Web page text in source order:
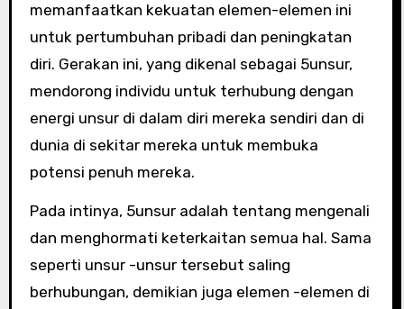
memanfaatkan kekuatan elemen-elemen ini
untuk pertumbuhan pribadi dan peningkatan
diri. Gerakan ini, yang dikenal sebagai 5unsur,
mendorong individu untuk terhubung dengan
energi unsur di dalam diri mereka sendiri dan di
dunia di sekitar mereka untuk membuka
potensi penuh mereka.
Pada intinya, 5unsur adalah tentang mengenali
dan menghormati keterkaitan semua hal. Sama
seperti unsur -unsur tersebut saling
berhubungan, demikian juga elemen -elemen di